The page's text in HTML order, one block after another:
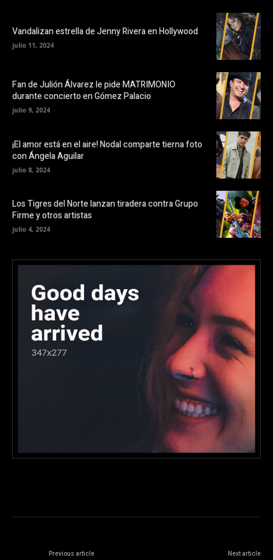
Vandalizan estrella de Jenny Rivera en Hollywood
julio 11, 2024
Fan de Julión Álvarez le pide MATRIMONIO
durante concierto en Gómez Palacio
julio 9, 2024
¡El amor está en el aire! Nodal comparte tierna foto
con Ángela Aguilar
julio 8, 2024
Los Tigres del Norte lanzan tiradera contra Grupo
Firme y otros artistas
julio 4, 2024
Previous article Next article